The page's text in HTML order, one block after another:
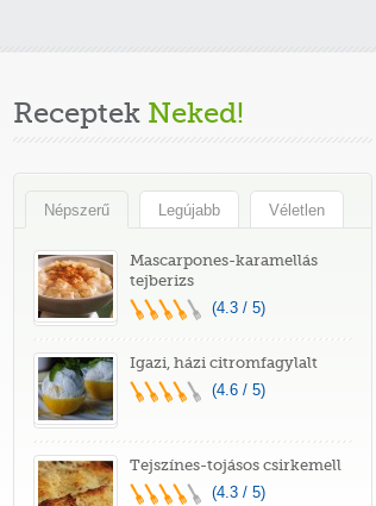
Receptek Neked!
Népszerű Legújabb Véletlen
Mascarpones-karamellás
tejberizs
(4.3 / 5)
Igazi, házi citromfagylalt
(4.6 / 5)
Tejszínes-tojásos csirkemell
(4.3 / 5)